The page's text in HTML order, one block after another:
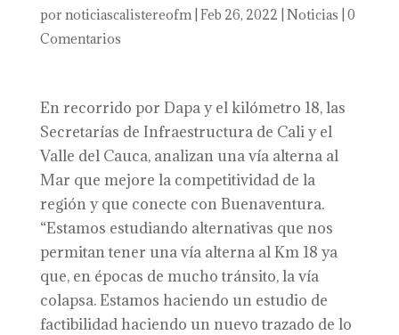
por noticiascalistereofm| Feb 26, 2022 Noticias 0
Comentarios
En recorrido por Dapa y el kilómetro 18, las
Secretarías de Infraestructura de Cali y el
Valle del Cauca, analizan una vía alterna al
Mar que mejore la competitividad de la
región y que conecte con Buenaventura.
“Estamos estudiando alternativas que nos
permitan tener una vía alterna al Km 18 ya
que, en épocas de mucho tránsito, la vía
colapsa. Estamos haciendo un estudio de
factibilidad haciendo un nuevo trazado de lo